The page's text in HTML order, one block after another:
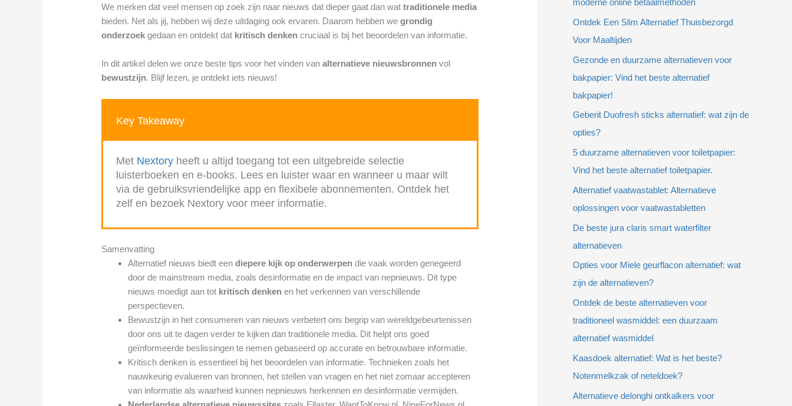
We merken dat veel mensen op zoek zijn naar nieuws dat dieper gaat dan wattraditionele media
bieden. Net als jij, hebben wij deze uitdaging ook ervaren. Daarom hebben wegrondig
onderzoek gedaan en ontdekt dat kritisch denken cruciaal is bij het beoordelen van informatie.
In dit artikel delen we onze beste tips voor het vinden vanalternatieve nieuwsbronnen vol
bewustzijn. Blijf lezen, je ontdekt iets nieuws!
Key Takeaway
Met Nextory heeft u altijd toegang tot een uitgebreide selectie
luisterboeken en e-books. Lees en luister waar en wanneer u maar wilt
via de gebruiksvriendelijke app en flexibele abonnementen. Ontdek het
zelf en bezoek Nextory voor meer informatie.
Samenvatting
Alternatief nieuws biedt eendiepere kijk op onderwerpen die vaak worden genegeerd
door de mainstream media, zoals desinformatie en de impact van nepnieuws. Dit type
nieuws moedigt aan tot kritisch denken en het verkennen van verschillende
perspectieven.
Bewustzijn in het consumeren van nieuws verbetert ons begrip van wereldgebeurtenissen
door ons uit te dagen verder te kijken dan traditionele media. Dit helpt ons goed
geïnformeerde beslissingen te nemen gebaseerd op accurate en betrouwbare informatie.
Kritisch denken is essentieel bij het beoordelen van informatie. Technieken zoals het
nauwkeurig evalueren van bronnen, het stellen van vragen en het niet zomaar accepteren
van informatie als waarheid kunnen nepnieuws herkennen en desinformatie vermijden.
moderne online betaalmethoden
Ontdek Een Slim Alternatief Thuisbezorgd
Voor Maaltijden
Gezonde en duurzame alternatieven voor
bakpapier: Vind het beste alternatief
bakpapier!
Geberit Duofresh sticks alternatief: wat zijn de
opties?
5 duurzame alternatieven voor toiletpapier:
Vind het beste alternatief toiletpapier.
Alternatief vaatwastablet: Alternatieve
oplossingen voor vaatwastabletten
De beste jura claris smart waterfilter
alternatieven
Opties voor Miele geurflacon alternatief: wat
zijn de alternatieven?
Ontdek de beste alternatieven voor
traditioneel wasmiddel: een duurzaam
alternatief wasmiddel
Kaasdoek alternatief: Wat is het beste?
Notenmelkzak of neteldoek?
Alternatieve delonghi ontkalkers voor